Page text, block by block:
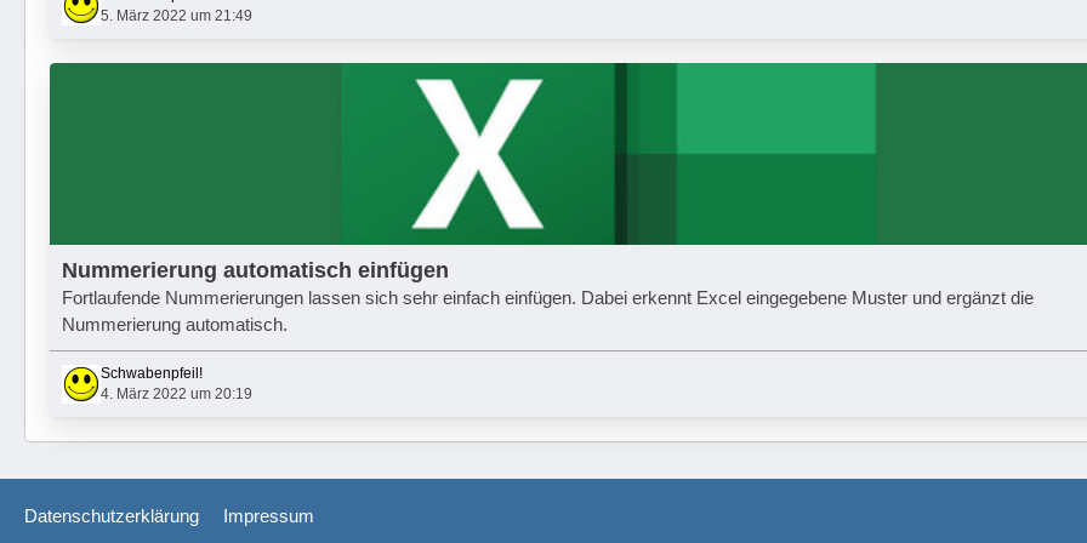
5. März 2022 um 21:49
Nummerierung automatisch einfügen
Fortlaufende Nummerierungen lassen sich sehr einfach einfügen. Dabei erkennt Excel eingegebene Muster und ergänzt die
Nummerierung automatisch.
Schwabenpfeil!
4. März 2022 um 20:19
Datenschutzerklärung Impressum